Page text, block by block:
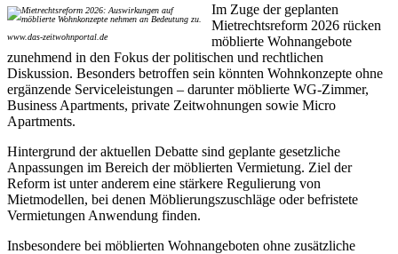
www.das-zeitwohnportal.de
Im Zuge der geplanten
Mietrechtsreform 2026 rücken
möblierte Wohnangebote
zunehmend in den Fokus der politischen und rechtlichen
Diskussion. Besonders betroffen sein könnten Wohnkonzepte ohne
ergänzende Serviceleistungen – darunter möblierte WG-Zimmer,
Business Apartments, private Zeitwohnungen sowie Micro
Apartments.
Hintergrund der aktuellen Debatte sind geplante gesetzliche
Anpassungen im Bereich der möblierten Vermietung. Ziel der
Reform ist unter anderem eine stärkere Regulierung von
Mietmodellen, bei denen Möblierungszuschläge oder befristete
Vermietungen Anwendung finden.
Insbesondere bei möblierten Wohnangeboten ohne zusätzliche